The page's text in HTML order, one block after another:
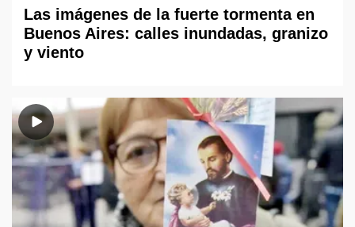
Las imágenes de la fuerte tormenta en
Buenos Aires: calles inundadas, granizo
y viento